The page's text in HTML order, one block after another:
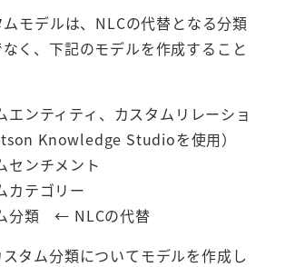
モデルは、NLCの代替となる分類
く、下記のモデルを作成すること
エンティティ、カスタムリレーショ
Knowledge Studioを使用）
センチメント
カテゴリー
分類 ← NLCの代替
タム分類についてモデルを作成し